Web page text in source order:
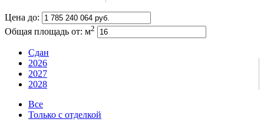
Цена до:
Общая площадь от: м2
Сдан
2026
2027
2028
Все
Только с отделкой